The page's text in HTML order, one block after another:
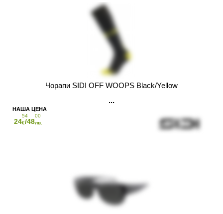
Чорапи SIDI OFF WOOPS Black/Yellow
24
54
€/48
00
лв.